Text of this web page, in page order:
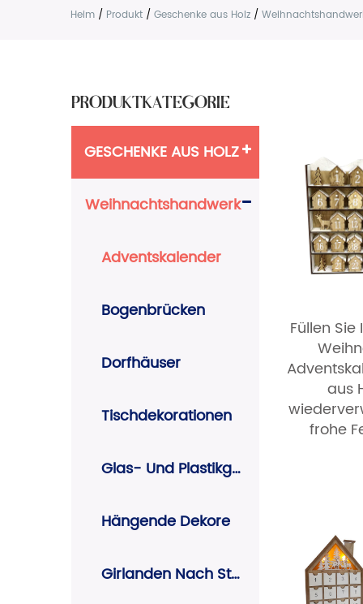
Heim / Produkt / Geschenke aus Holz /
PRODUKTKATEGORIE
GESCHENKE AUS HOLZ
Weihnachtshandwerk
Adventskalender
Bogenbrücken
Dorfhäuser
Tischdekorationen
Glas- Und Plastikglocken
Hängende Dekore
Girlanden Nach String
Füllen
aus
frohe